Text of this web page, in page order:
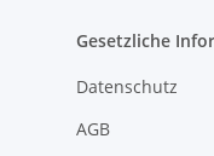
Gesetzliche
Datenschutz
AGB